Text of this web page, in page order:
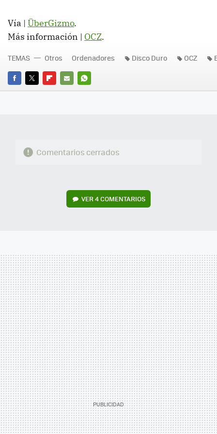
Vía | ÜberGizmo.
Más información | OCZ.
FACEBOOK
TWITTERFLIPBOARD
E-
WHATSAPP
TEMAS Otros Ordenadores Disco Duro OCZ
Comentarios cerrados
VER4 COMENTARIOS